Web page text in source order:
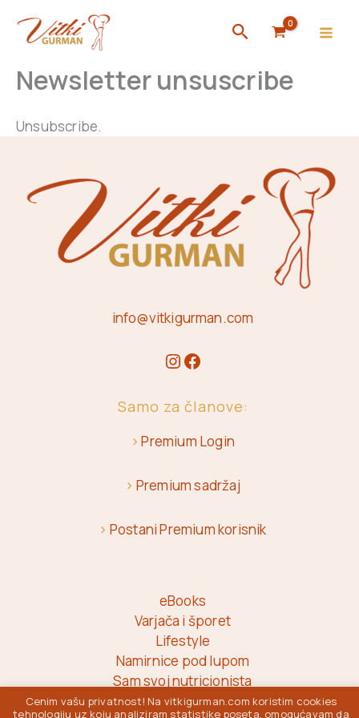
content
Search
Newsletter unsuscribe
Unsubscribe.
info@vitkigurman.com
Samo za članove:
>Premium Login
> Premium sadržaj
> Postani Premium korisnik
eBooks
Varjača i šporet
Lifestyle
Namirnice pod lupom
Sam svoj nutricionista
Cenim vašu privatnost! Na vitkigurman.com koristim cookies
tehnologiju uz koju analiziram statistike poseta, omogućavam da